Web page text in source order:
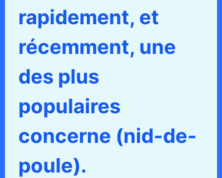
rapidement, et
récemment, une
des plus
populaires
concerne (nid-de-
poule).